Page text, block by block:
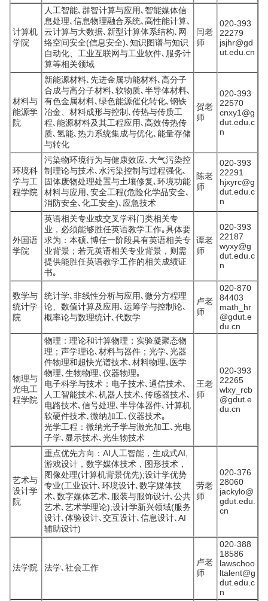
计算机
学院
人工智能､群智计算与应用､智能媒体信
息处理､信息物理融合系统､高性能计算､
云计算与大数据､新型计算体系结构､网
络空间安全(信息安全)､知识图谱与知识
自动化、工业互联网与工业软件､服务计
算等相关领域
闫老
师
020-393
22279
jsjhr@gd
ut.edu.cn
材料与
能源学
院
新能源材料､先进金属功能材料､高分子
合成与高分子材料､软物质､半导体材料､
有色金属材料､绿色能源催化转化､钢铁
冶金、材料成形与控制､传热与传质工
程､能源材料及其工程应用､高效传热传
质､氢能､热力系统集成与优化､能量存储
与转化
贺老
师
020-393
22570
cnxy1@g
dut.edu.c
n
环境科
学与工
程学院
污染物环境行为与健康效应､大气污染控
制理论与技术､水污染控制与过程强化､
固体废物处理处置与土壤修复､环境功能
材料与应用､安全工程(危险化学品安全､
消防安全､化工安全)､应急技术
陈老
师
020-393
22291
hjxyrc@g
dut.edu.c
n
外国语
学院
英语相关专业或交叉学科门类相关专
业，必须能够胜任英语教学工作｡具体要
求为：本硕､博任一阶段具有英语相关专
业背景；若无英语相关专业背景，则需
提供能胜任英语教学工作的相关成绩证
书｡
谭老
师
020-393
22187
wyxy@g
dut.edu.c
n
数学与
统计学
院
统计学､非线性分析与应用､微分方程理
论、数值计算及应用､运筹学与控制论､
概率论与数理统计､代数学
卢老
师
020-870
84403
math_hr
@gdut.e
du.cn
物理与
光电工
程学院
物理：理论和计算物理；实验凝聚态物
理；声学理论､材料与器件；光学､光器
件物理和超快光谱技术､材料物理､医学
物理､生物物理､仪器物理｡
电子科学与技术：电子技术､通信技术､
人工智能技术､机器人技术､传感器技术､
电路技术､信号处理､半导体器件､计算机
软硬件技术､微纳加工､仪器技术｡
光学工程：微纳光子学与激光加工､光电
子学､显示技术､光生物技术
王老
师
020-393
22265
wlxy_rcb
@gdut.e
du.cn
艺术与
设计学
院
重点优先方向：AI人工智能，生成式AI,
游戏设计，数字媒体技术，图形技术，
图像处理(计算机背景优先);设计学优势
专业(工业设计､环境设计､数字媒体技
术､数字媒体艺术､服装与服饰设计､公共
艺术､艺术学理论);设计学新兴领域(服务
设计､体验设计､交互设计､信息设计､AI
辅助设计)
劳老
师
020-376
28060
jackylo@
gdut.edu.
cn
法学院 法学､社会工作
卢老
师
020-388
18586
lawschoo
ltalent@g
dut.edu.c
n